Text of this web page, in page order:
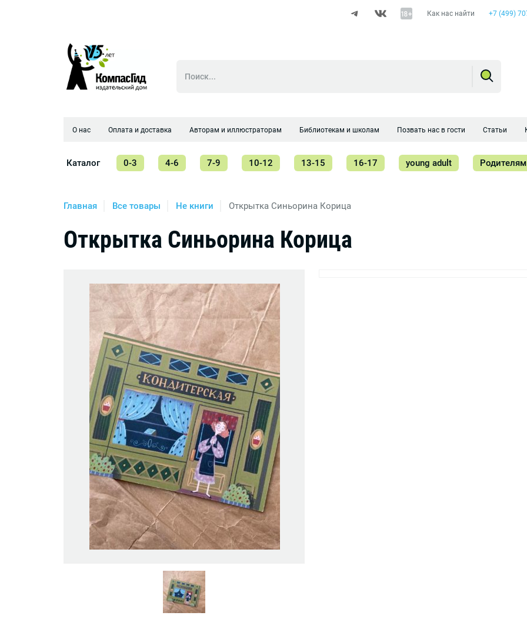
Главная Все товары Не книги Открытка Синьорина Корица
Открытка Синьорина Корица
Как нас найти +7 (499)
О нас Оплата и доставка Авторам и иллюстраторам Библиотекам и школам Позвать нас в гости Статьи
Каталог 0-3 4-6 7-9 10-12 13-15 16-17 young adult Родителям